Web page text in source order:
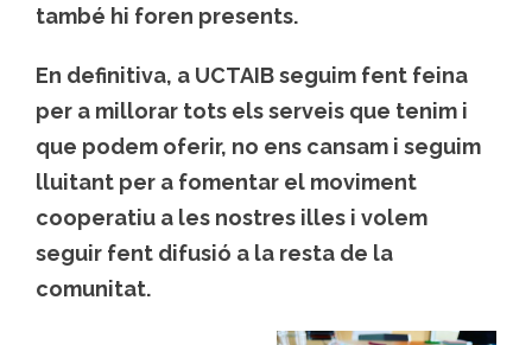
també hi foren presents.
En definitiva, a UCTAIB seguim fent feina
per a millorar tots els serveis que tenim i
que podem oferir, no ens cansam i seguim
lluitant per a fomentar el moviment
cooperatiu a les nostres illes i volem
seguir fent difusió a la resta de la
comunitat.